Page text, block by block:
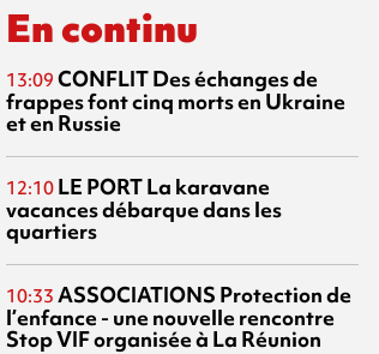
En continu
13:09 CONFLITDes échanges de
frappes font cinq morts en Ukraine
et en Russie
12:10 LE PORTLa karavane
vacances débarque dans les
quartiers
10:33 ASSOCIATIONS Protection de
l’enfance - une nouvelle rencontre
Stop VIF organisée à La Réunion